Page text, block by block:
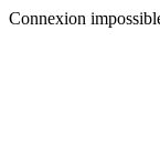
Connexion